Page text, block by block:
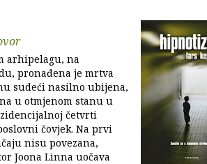
arhipelagu, na
pronađena je mrtva
sudeći nasilno ubijena,
u otmjenom stanu u
četvrti
čovjek. Na prvi
nisu povezana,
Joona Linna uočava